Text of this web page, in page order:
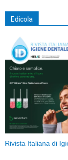
Edicola
Rivista Italiana di